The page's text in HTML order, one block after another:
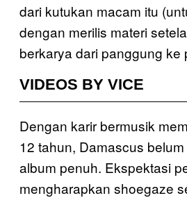
dari kutukan macam itu
dengan merilis materi
berkarya dari panggung ke
VIDEOS BY VICE
Dengan karir bermusik
12 tahun, Damascus
album penuh. Ekspektasi
mengharapkan shoegaze